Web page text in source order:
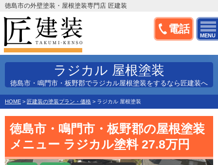
電話
MENU
徳島市の外壁塗装・屋根塗装専門店 匠建装
ラジカル 屋根塗装
徳島市・鳴門市・板野郡でラジカル屋根塗装をするなら匠建装へ
HOME > 匠建装の塗装プラン・価格 > ラジカル 屋根塗装
徳島市・鳴門市・板野郡の屋根塗装
メニュー ラジカル塗料 27.8万円